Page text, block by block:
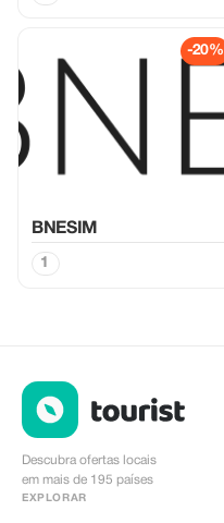
-20%
BNESIM
1
Descubra ofertas locais
em mais de 195 países
EXPLORAR